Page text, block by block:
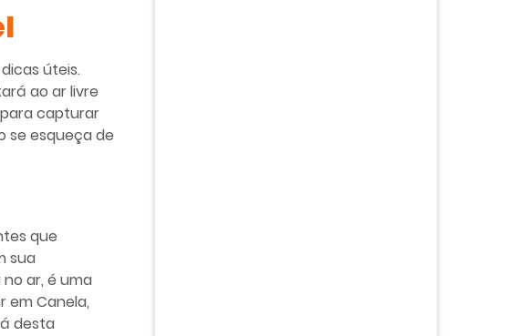
úteis.
ao ar livre
capturar
se esqueça de
que
sua
ar, é uma
em Canela,
desta